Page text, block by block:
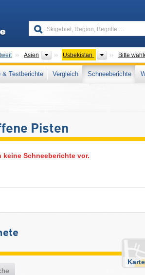
Asien Kontinente
Usbekistan Länder
Bitte
& Testberichte Vergleich Schneeberichte
Pisten
Schneeberichte vor.